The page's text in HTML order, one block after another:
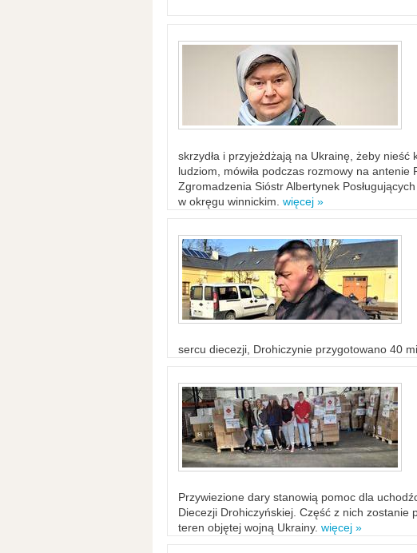
skrzydła i przyjeżdżają na Ukrainę, żeby
ludziom, mówiła podczas rozmowy na
Zgromadzenia Sióstr Albertynek
w okręgu winnickim. więcej »
sercu diecezji, Drohiczynie przygotowano 40
Przywiezione dary stanowią pomoc dla
Diecezji Drohiczyńskiej. Część z nich
teren objętej wojną Ukrainy. więcej »